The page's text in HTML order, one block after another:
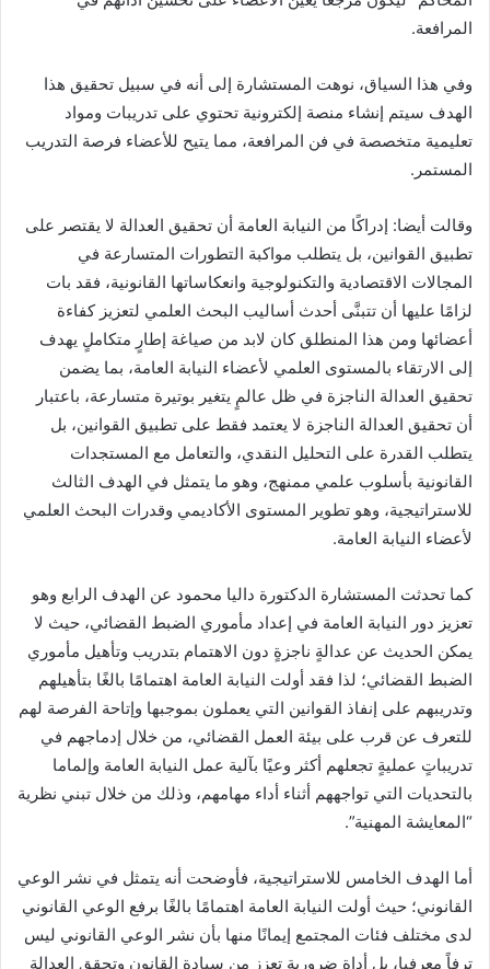
المرافعة.
وفي هذا السياق، نوهت المستشارة إلى أنه في سبيل تحقيق هذا
الهدف سيتم إنشاء منصة إلكترونية تحتوي على تدريبات ومواد
تعليمية متخصصة في فن المرافعة، مما يتيح للأعضاء فرصة التدريب
المستمر.
وقالت أيضا: إدراكًا من النيابة العامة أن تحقيق العدالة لا يقتصر على
تطبيق القوانين، بل يتطلب مواكبة التطورات المتسارعة في
المجالات الاقتصادية والتكنولوجية وانعكاساتها القانونية، فقد بات
لزامًا عليها أن تتبنَّى أحدث أساليب البحث العلمي لتعزيز كفاءة
أعضائها ومن هذا المنطلق كان لابد من صياغة إطارٍ متكاملٍ يهدف
إلى الارتقاء بالمستوى العلمي لأعضاء النيابة العامة، بما يضمن
تحقيق العدالة الناجزة في ظل عالمٍ يتغير بوتيرة متسارعة، باعتبار
أن تحقيق العدالة الناجزة لا يعتمد فقط على تطبيق القوانين، بل
يتطلب القدرة على التحليل النقدي، والتعامل مع المستجدات
القانونية بأسلوب علمي ممنهج، وهو ما يتمثل في الهدف الثالث
للاستراتيجية، وهو تطوير المستوى الأكاديمي وقدرات البحث العلمي
لأعضاء النيابة العامة.
كما تحدثت المستشارة الدكتورة داليا محمود عن الهدف الرابع وهو
تعزيز دور النيابة العامة في إعداد مأموري الضبط القضائي، حيث لا
يمكن الحديث عن عدالةٍ ناجزةٍ دون الاهتمام بتدريب وتأهيل مأموري
الضبط القضائي؛ لذا فقد أولت النيابة العامة اهتمامًا بالغًا بتأهيلهم
وتدريبهم على إنفاذ القوانين التي يعملون بموجبها وإتاحة الفرصة لهم
للتعرف عن قرب على بيئة العمل القضائي، من خلال إدماجهم في
تدريباتٍ عمليةٍ تجعلهم أكثر وعيًا بآلية عمل النيابة العامة وإلماما
بالتحديات التي تواجههم أثناء أداء مهامهم، وذلك من خلال تبني نظرية
“المعايشة المهنية”.
أما الهدف الخامس للاستراتيجية، فأوضحت أنه يتمثل في نشر الوعي
القانوني؛ حيث أولت النيابة العامة اهتمامًا بالغًا برفع الوعي القانوني
لدى مختلف فئات المجتمع إيمانًا منها بأن نشر الوعي القانوني ليس
ترفاً معرفيا، بل أداة ضرورية تعزز من سيادة القانون وتحقق العدالة